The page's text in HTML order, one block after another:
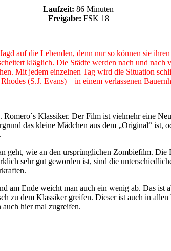
Laufzeit: 86 Minuten
Freigabe: FSK 18
auf die Lebenden, denn nur so können sie
kläglich. Die Städte werden nach und
Mit jedem einzelnen Tag wird die Situation
(S.J. Evans) – in einem verlassenen
Klassiker. Der Film ist vielmehr eine
das kleine Mädchen aus dem „Original“ ist,
geht, wie an den ursprünglichen Zombiefilm.
sehr gut geworden ist, sind die
am Ende weicht man auch ein wenig ab. Das
zu dem Klassiker greifen. Dieser ist auch in
hier mal zugreifen.